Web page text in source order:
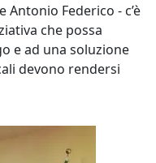
Federico - c’è
che possa
e ad una soluzione
devono rendersi